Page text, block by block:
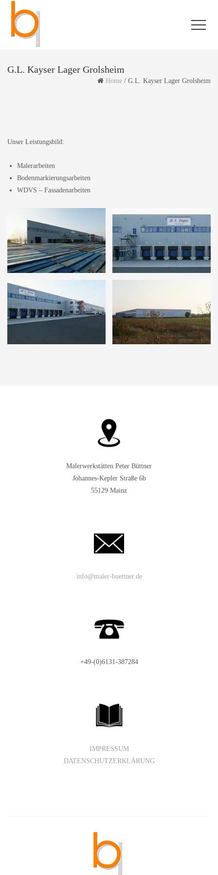
G.L. Kayser Lager Grolsheim
Home / G.L. Kayser Lager Grolsheim
Unser Leistungsbild:
Malerarbeiten
Bodenmarkierungsarbeiten
WDVS – Fassadenarbeiten
Malerwerkstätten Peter Büttner
Johannes-Kepler Straße 6b
55129 Mainz
info@maler-buettner.de
+49-(0)6131-387284
IMPRESSUM
DATENSCHUTZERKLÄRUNG